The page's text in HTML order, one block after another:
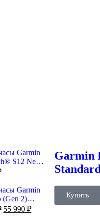
Garmin
S12 Neo
Garmin
(Gen 2)
Edition 47
55 990 ₽
Garmin
Купить